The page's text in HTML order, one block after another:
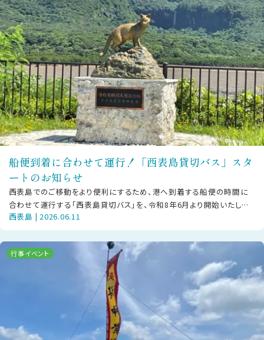
船便到着に合わせて運行！「西表島貸切バス」スタ
ートのお知らせ
西表島でのご移動をより便利にするため、港へ到着する船便の時間に
合わせて運行する「西表島貸切バス」を、令和8年6月より開始いたしま
した。既存の「西表島交通」の路線
西表島 | 2026.06.11
行事イベント